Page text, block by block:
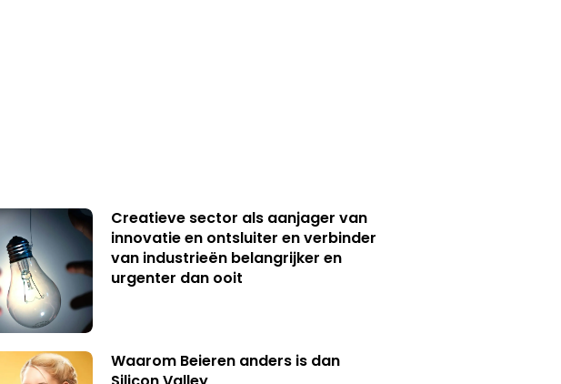
Creatieve sector als aanjager van
innovatie en ontsluiter en verbinder
van industrieën belangrijker en
urgenter dan ooit
Waarom Beieren anders is dan